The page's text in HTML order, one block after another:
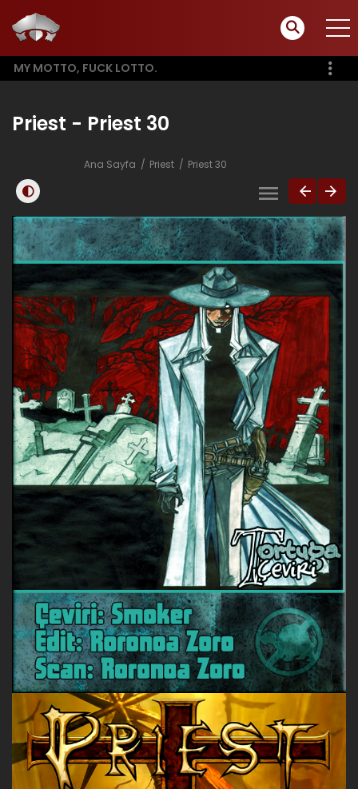
MY MOTTO, FUCK LOTTO.
Priest - Priest 30
Ana Sayfa Priest Priest 30